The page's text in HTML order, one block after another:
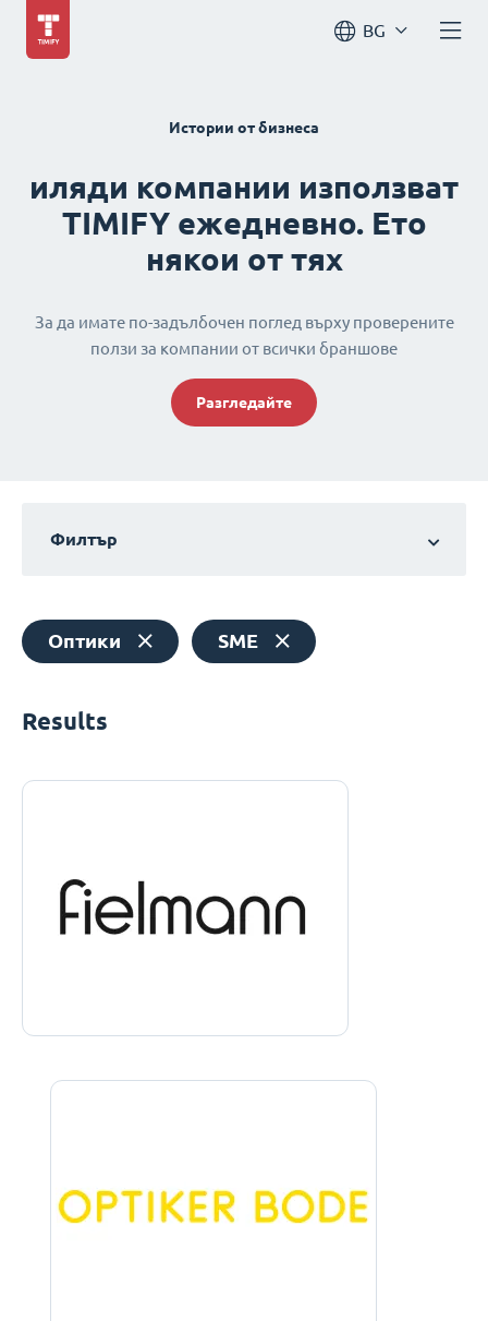
BG
Истории от бизнеса
иляди компании използват
TIMIFY ежедневно. Ето
някои от тях
За да имате по-задълбочен поглед върху проверените
ползи за компании от всички браншове
Разгледайте
Филтър
Оптики SME
Results